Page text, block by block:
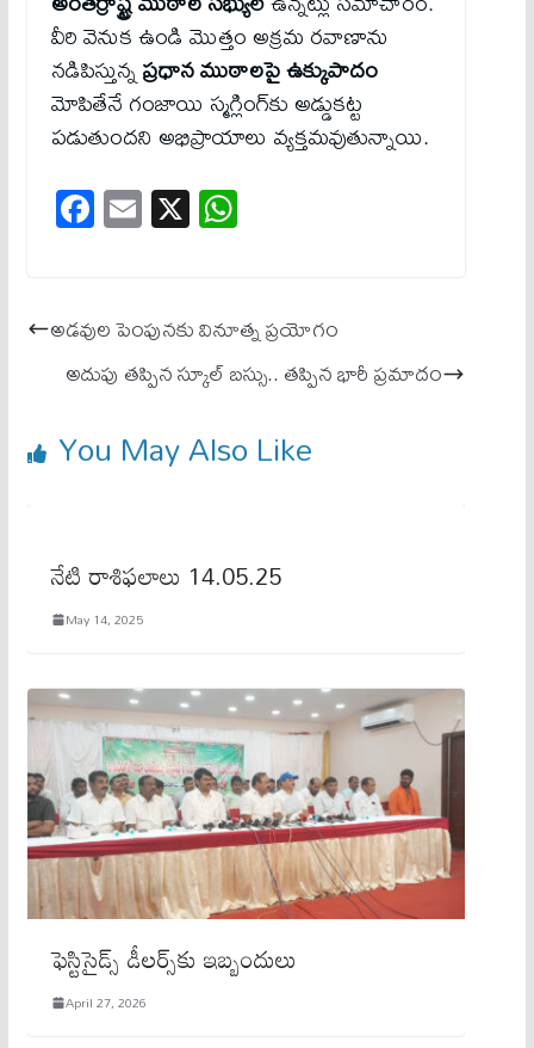
వీరి వెనుక ఉండి మొత్తం అక్రమ రవాణాను
నడిపిస్తున్నప్రధాన ముఠాలపై ఉక్కుపాదం
మోపితేనే గంజాయి స్మగ్లింగ్‌కు అడ్డుకట్ట
పడుతుందని అభిప్రాయాలు వ్యక్తమవుతున్నాయి.
Fa
ce
ok
E
m
X W
ha
A
pp
అడవుల పెంపునకు వినూత్న ప్రయోగం
అదుపు తప్పిన స్కూల్ బస్సు.. తప్పిన భారీ ప్రమాదం
You May Also Like
నేటి రాశిఫలాలు 14.05.25
May 14, 2025
ఫెస్టిసైడ్స్ డీలర్స్‌కు ఇబ్బందులు
April 27, 2026